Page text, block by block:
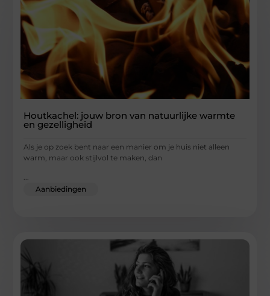
Houtkachel: jouw bron van natuurlijke warmte
en gezelligheid
Als je op zoek bent naar een manier om je huis niet alleen
warm, maar ook stijlvol te maken, dan
Aanbiedingen